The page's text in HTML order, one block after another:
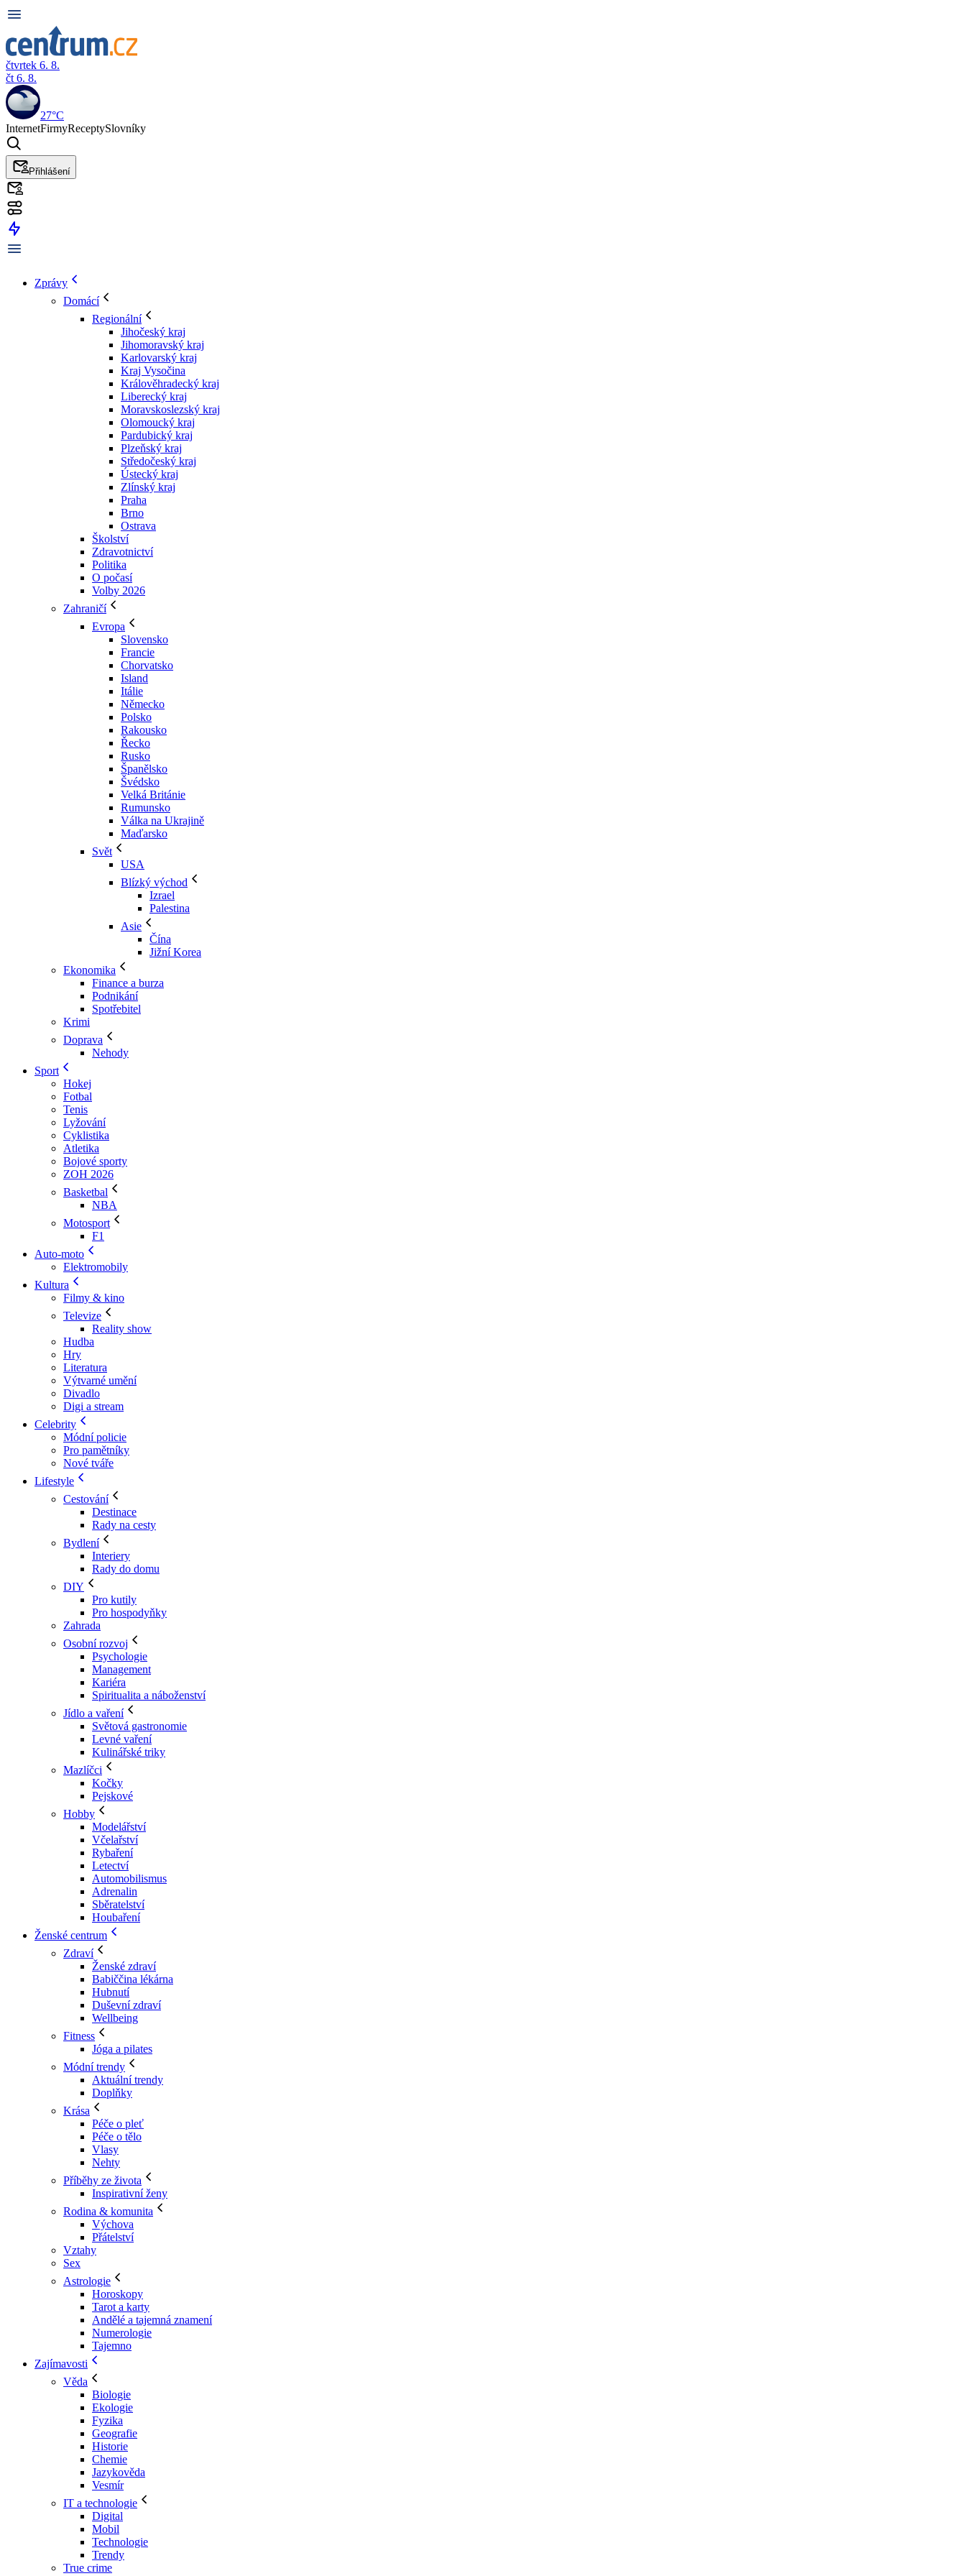
čtvrtek 6. 8.
čt 6. 8.
27°C
InternetFirmyReceptySlovníky
Přihlášení
Zprávy
Domácí
Regionální
Jihočeský kraj
Jihomoravský kraj
Karlovarský kraj
Kraj Vysočina
Králověhradecký kraj
Liberecký kraj
Moravskoslezský kraj
Olomoucký kraj
Pardubický kraj
Plzeňský kraj
Středočeský kraj
Ústecký kraj
Zlínský kraj
Praha
Brno
Ostrava
Školství
Zdravotnictví
Politika
O počasí
Volby 2026
Zahraničí
Evropa
Slovensko
Francie
Chorvatsko
Island
Itálie
Německo
Polsko
Rakousko
Řecko
Rusko
Španělsko
Švédsko
Velká Británie
Rumunsko
Válka na Ukrajině
Maďarsko
Svět
USA
Blízký východ
Izrael
Palestina
Asie
Čína
Jižní Korea
Ekonomika
Finance a burza
Podnikání
Spotřebitel
Krimi
Doprava
Nehody
Sport
Hokej
Fotbal
Tenis
Lyžování
Cyklistika
Atletika
Bojové sporty
ZOH 2026
Basketbal
NBA
Motosport
F1
Auto-moto
Elektromobily
Kultura
Filmy & kino
Televize
Reality show
Hudba
Hry
Literatura
Výtvarné umění
Divadlo
Digi a stream
Celebrity
Módní policie
Pro pamětníky
Nové tváře
Lifestyle
Cestování
Destinace
Rady na cesty
Bydlení
Interiery
Rady do domu
DIY
Pro kutily
Pro hospodyňky
Zahrada
Osobní rozvoj
Psychologie
Management
Kariéra
Spiritualita a náboženství
Jídlo a vaření
Světová gastronomie
Levné vaření
Kulinářské triky
Mazlíčci
Kočky
Pejskové
Hobby
Modelářství
Včelařství
Rybaření
Letectví
Automobilismus
Adrenalin
Sběratelství
Houbaření
Ženské centrum
Zdraví
Ženské zdraví
Babiččina lékárna
Hubnutí
Duševní zdraví
Wellbeing
Fitness
Jóga a pilates
Módní trendy
Aktuální trendy
Doplňky
Krása
Péče o pleť
Péče o tělo
Vlasy
Nehty
Příběhy ze života
Inspirativní ženy
Rodina & komunita
Výchova
Přátelství
Vztahy
Sex
Astrologie
Horoskopy
Tarot a karty
Andělé a tajemná znamení
Numerologie
Tajemno
Zajímavosti
Věda
Biologie
Ekologie
Fyzika
Geografie
Historie
Chemie
Jazykověda
Vesmír
IT a technologie
Digital
Mobil
Technologie
Trendy
True crime